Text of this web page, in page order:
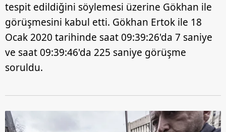
tespit edildiğini söylemesi üzerine Gökhan ile
görüşmesini kabul etti. Gökhan Ertok ile 18
Ocak 2020 tarihinde saat 09:39:26'da 7 saniye
ve saat 09:39:46'da 225 saniye görüşme
soruldu.